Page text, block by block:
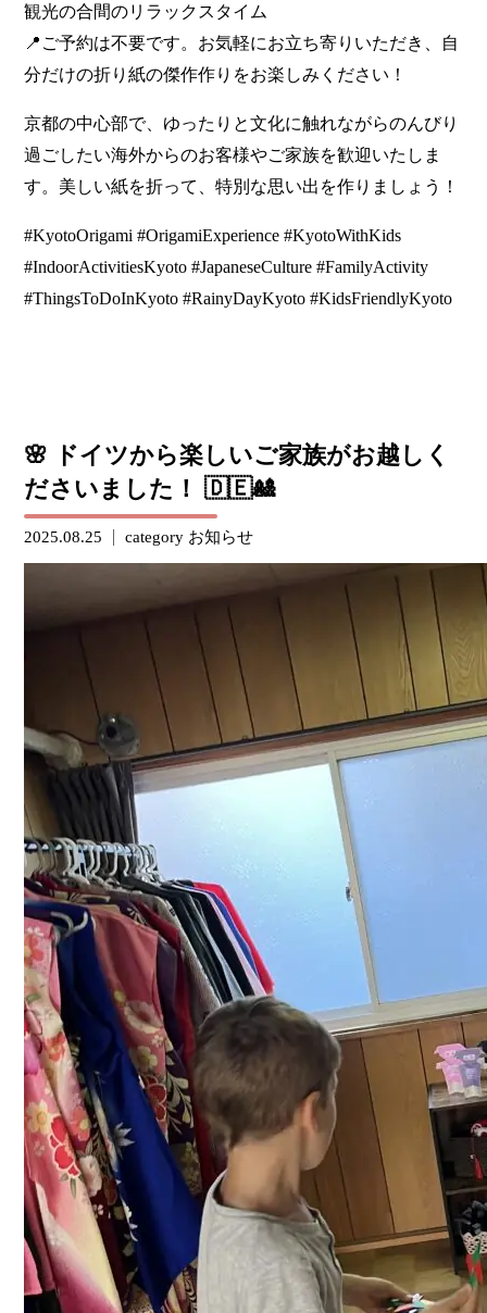
観光の合間のリラックスタイム
📍ご予約は不要です。お気軽にお立ち寄りいただき、自
分だけの折り紙の傑作作りをお楽しみください！
京都の中心部で、ゆったりと文化に触れながらのんびり
過ごしたい海外からのお客様やご家族を歓迎いたしま
す。美しい紙を折って、特別な思い出を作りましょう！
#KyotoOrigami #OrigamiExperience #KyotoWithKids
#IndoorActivitiesKyoto #JapaneseCulture #FamilyActivity
#ThingsToDoInKyoto #RainyDayKyoto #KidsFriendlyKyoto
🌸 ドイツから楽しいご家族がお越しく
ださいました！ 🇩🇪🎎
2025.08.25 category お知らせ